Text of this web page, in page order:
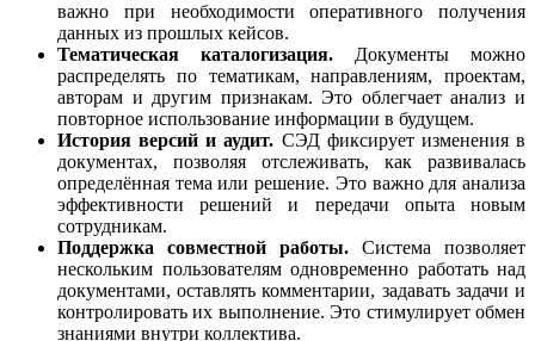
важно при необходимости оперативного получения
данных из прошлых кейсов.
Тематическая каталогизация. Документы можно
распределять по тематикам, направлениям, проектам,
авторам и другим признакам. Это облегчает анализ и
повторное использование информации в будущем.
История версий и аудит. СЭД фиксирует изменения в
документах, позволяя отслеживать, как развивалась
определённая тема или решение. Это важно для анализа
эффективности решений и передачи опыта новым
сотрудникам.
Поддержка совместной работы. Система позволяет
нескольким пользователям одновременно работать над
документами, оставлять комментарии, задавать задачи и
контролировать их выполнение. Это стимулирует обмен
знаниями внутри коллектива.